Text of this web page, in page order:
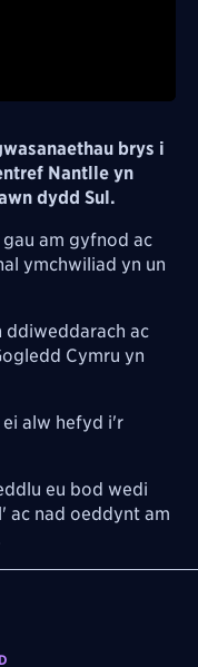
brys i
Nantlle yn
dydd Sul.
am gyfnod ac
ymchwiliad yn un
ac
Cymru yn
ei alw hefyd i'r
eu bod wedi
nad oeddynt am